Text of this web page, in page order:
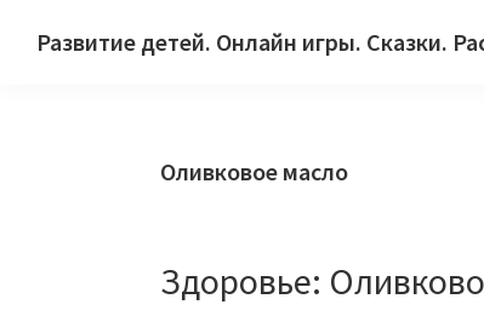
Развитие детей. Онлайн игры. Сказки.
Оливковое масло
Здоровье: